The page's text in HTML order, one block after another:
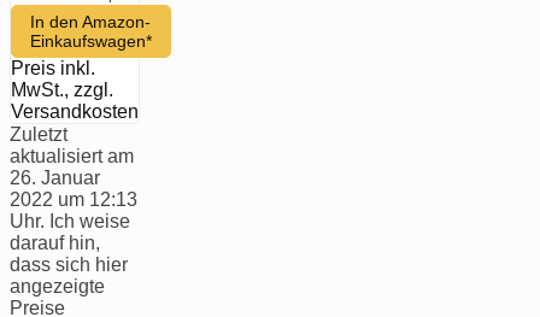
In den Amazon-
Einkaufswagen*
Preis inkl.
MwSt., zzgl.
Versandkosten
Zuletzt
aktualisiert am
26. Januar
2022 um 12:13
Uhr. Ich weise
darauf hin,
dass sich hier
angezeigte
Preise